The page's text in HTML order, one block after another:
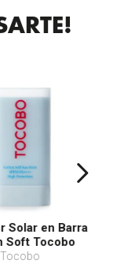
Solar en Barra
Soft Tocobo
PA++++
Tocobo